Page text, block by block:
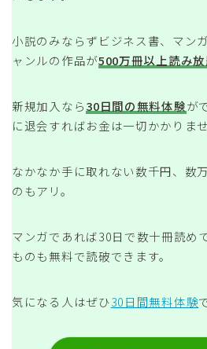
小説のみならずビジネス書、マン
ャンルの作品が500万冊以上読み
新規加入なら30日間の無料体験が
に退会すればお金は一切かかりませ
なかなか手に取れない数千円、数
のもアリ。
マンガであれば30日で数十冊読め
ものも無料で読破できます。
気になる人はぜひ30日間無料体験